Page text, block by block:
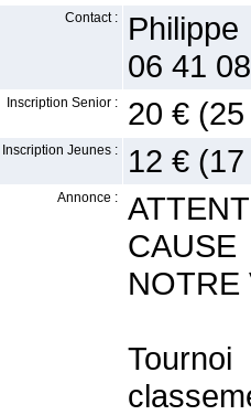
Contact :
06 41
Inscription Senior : 20 €
Inscription Jeunes : 12 €
Annonce :
NOTRE